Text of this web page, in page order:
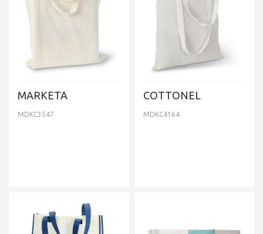
MARKETA
MDKC3547
COTTONEL
MDKC4164